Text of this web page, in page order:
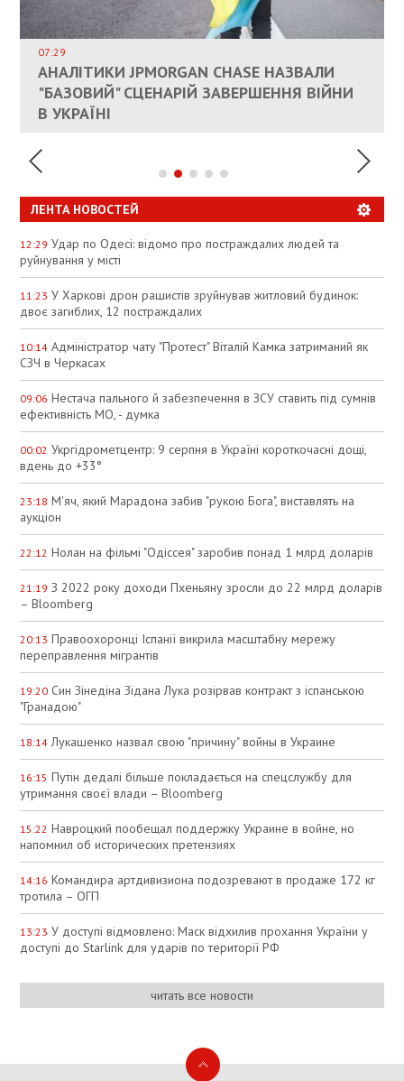
КАНДИДАТ В ПРЕМЬЕРЫ ПОЛЬШИ ПРИЗВАЛ
ЕС ПРЕКРАТИТЬ ВОЕННУЮ ПОМОЩЬ
УКРАИНЕ
07:29
АНАЛІТИКИ JPMORGAN CHASE НАЗВАЛИ
"БАЗОВИЙ" СЦЕНАРІЙ ЗАВЕРШЕННЯ ВІЙНИ
В УКРАЇНІ
ВЛАСНИКАМ ЗРУЙНОВАНОГО ЖИТЛА
ДОЗВОЛИЛИ НЕ ПЛАТИТИ ЗА КОМУНАЛКУ
ИНТЕГРАЦИЯ УКРАИНЫ В НАТО ВРЯД ЛИ
СОСТОИТСЯ В БЛИЖАЙШЕЕ ВРЕМЯ, –
РЮТТЕ
ПАЛИВНИЙ РИНОК РОЗІГРІЛИ ШТУЧНО:
АНАЛІТИКИ ЗВИНУВАТИЛИ АЗС У
СПЕКУЛЯЦІЇ
ЛЕНТА НОВОСТЕЙ
12:29 Удар по Одесі: відомо про постраждалих людей та
руйнування у місті
11:23 У Харкові дрон рашистів зруйнував житловий будинок:
двоє загиблих, 12 постраждалих
10:14 Адміністратор чату "Протест" Віталій Камка затриманий як
СЗЧ в Черкасах
09:06 Нестача пального й забезпечення в ЗСУ ставить під сумнів
ефективність МО, - думка
00:02 Укргідрометцентр: 9 серпня в Україні короткочасні дощі,
вдень до +33°
23:18 М'яч, який Марадона забив "рукою Бога", виставлять на
аукціон
22:12 Нолан на фільмі "Одіссея" заробив понад 1 млрд доларів
21:19 З 2022 року доходи Пхеньяну зросли до 22 млрд доларів
– Bloomberg
20:13 Правоохоронці Іспанії викрила масштабну мережу
переправлення мігрантів
19:20 Син Зінедіна Зідана Лука розірвав контракт з іспанською
"Гранадою"
18:14 Лукашенко назвал свою "причину" войны в Украине
16:15 Путін дедалі більше покладається на спецслужбу для
утримання своєї влади – Bloomberg
15:22 Навроцкий пообещал поддержку Украине в войне, но
напомнил об исторических претензиях
14:16 Командира артдивизиона подозревают в продаже 172 кг
тротила – ОГП
13:23 У доступі відмовлено: Маск відхилив прохання України у
доступі до Starlink для ударів по території РФ
читать все новости